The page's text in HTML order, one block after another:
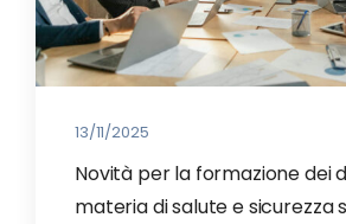
13/11/2025
Novità per la formazione dei
materia di salute e sicurezza